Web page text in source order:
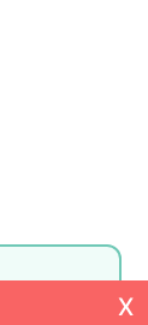
X